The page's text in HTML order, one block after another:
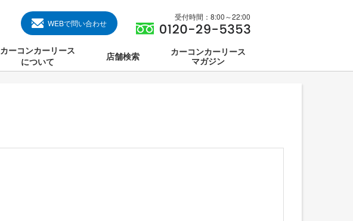
WEBで問い合わせ
受付時間：8:00～22:00
カーコンカーリース
について
店舗検索
カーコンカーリース
マガジン